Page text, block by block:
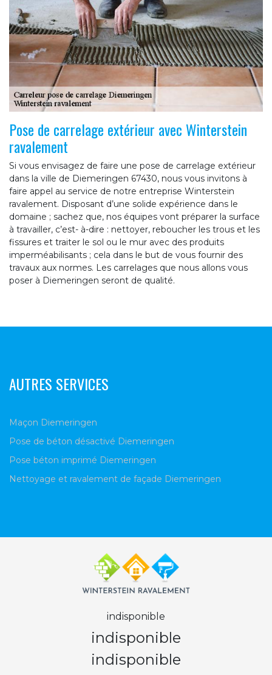
Pose de carrelage extérieur avec Winterstein
ravalement
Si vous envisagez de faire une pose de carrelage extérieur
dans la ville de Diemeringen 67430, nous vous invitons à
faire appel au service de notre entreprise Winterstein
ravalement. Disposant d’une solide expérience dans le
domaine ; sachez que, nos équipes vont préparer la surface
à travailler, c’est- à-dire : nettoyer, reboucher les trous et les
fissures et traiter le sol ou le mur avec des produits
imperméabilisants ; cela dans le but de vous fournir des
travaux aux normes. Les carrelages que nous allons vous
poser à Diemeringen seront de qualité.
AUTRES SERVICES
Maçon Diemeringen
Pose de béton désactivé Diemeringen
Pose béton imprimé Diemeringen
Nettoyage et ravalement de façade Diemeringen
indisponible
indisponible
indisponible